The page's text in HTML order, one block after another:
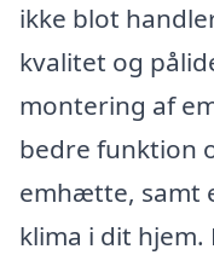
ikke blot
kvalitet og
montering af
bedre funktion
emhætte, samt
klima i dit